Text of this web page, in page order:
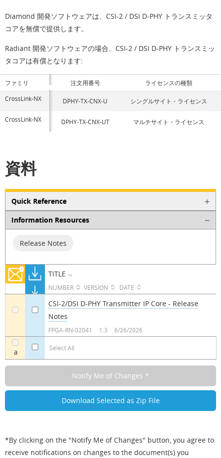
Diamond 開発ソフトウェアは、CSI-2 / DSI D-PHY トランスミッタ
コアを無償で提供します。
Radiant 開発ソフトウェアの場合、CSI-2 / DSI D-PHY トランスミッ
タコアは有償となります:
ファミリ 注文用番号
ライセンスの種類
CrossLink-NX
DPHY-TX-CNX-U シングルサイト・ライセンス
CrossLink-NX DPHY-TX-CNX-UT マルチサイト・ライセンス
資料
Quick Reference
Information Resources
Release Notes
TITLE
NUMBER VERSION DATE
a Select All
CSI-2/DSI D-PHY Transmitter IP Core - Release
Notes
FPGA-RN-02041 1.3 6/26/2026
*By clicking on the "Notify Me of Changes" button, you agree to
receive notifications on changes to the document(s) you